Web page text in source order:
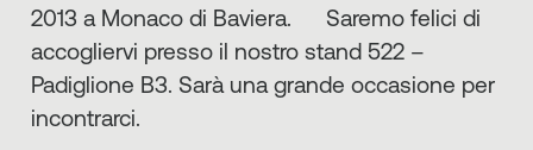
2013 a Monaco di Baviera. Saremo felici di
accogliervi presso il nostro stand 522 –
Padiglione B3. Sarà una grande occasione per
incontrarci.